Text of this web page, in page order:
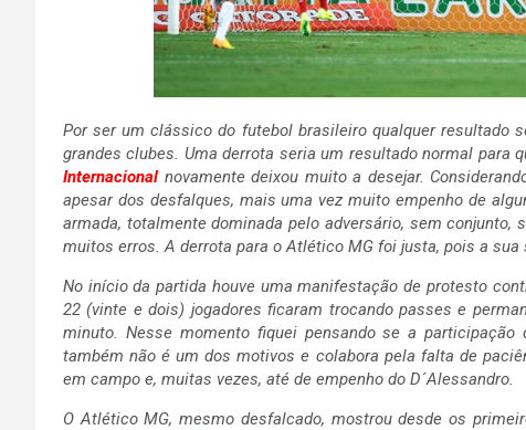
Por ser um clássico do futebol brasileiro qualquer resultado
grandes clubes. Uma derrota seria um resultado normal para
Internacional novamente deixou muito a desejar.
apesar dos desfalques, mais uma vez muito empenho de
armada, totalmente dominada pelo adversário, sem
muitos erros. A derrota para o Atlético MG foi justa, pois a sua
No início da partida houve uma manifestação de protesto
22 (vinte e dois) jogadores ficaram trocando passes e
minuto. Nesse momento fiquei pensando se a
também não é um dos motivos e colabora pela falta de
em campo e, muitas vezes, até de empenho do D´Alessandro.
O Atlético MG, mesmo desfalcado, mostrou desde os